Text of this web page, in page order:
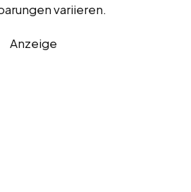
variieren.
Anzeige